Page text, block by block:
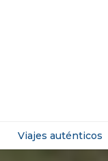
Viajes auténticos